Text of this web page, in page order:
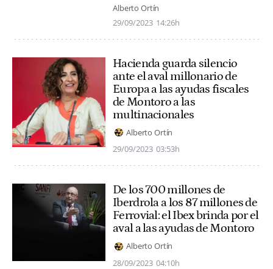
Alberto Ortín
29/09/2023 14:26h
Hacienda guarda silencio
ante el aval millonario de
Europa a las ayudas fiscales
de Montoro a las
multinacionales
Alberto Ortín
29/09/2023 03:53h
De los 700 millones de
Iberdrola a los 87 millones de
Ferrovial: el Ibex brinda por el
aval a las ayudas de Montoro
Alberto Ortín
28/09/2023 04:10h